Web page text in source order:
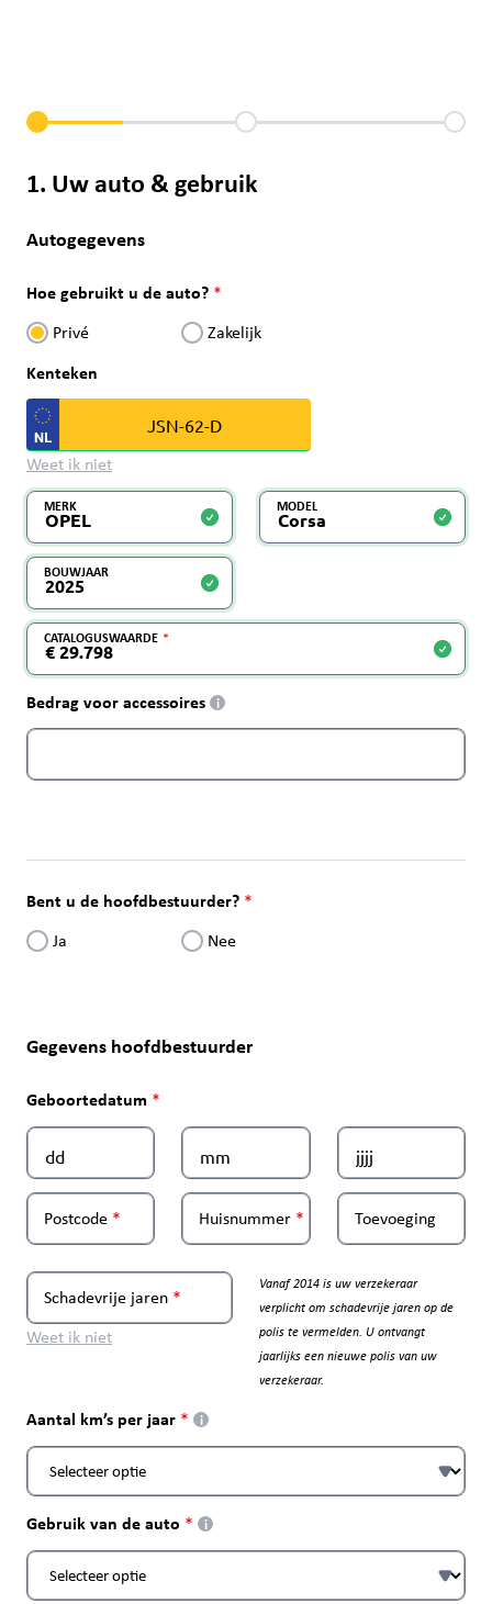
1. Uw auto & gebruik
Autogegevens
Hoe gebruikt u de auto?
Privé Zakelijk
Kenteken
Weet ik niet
MERK MODEL
BOUWJAAR
CATALOGUSWAARDE
Bedrag voor accessoires i
Bent u de hoofdbestuurder?
Ja Nee
Gegevens hoofdbestuurder
Geboortedatum
Postcode Huisnummer Toevoeging
Schadevrije jaren
Weet ik niet
Vanaf 2014 is uw verzekeraar
verplicht om schadevrije jaren op de
polis te vermelden. U ontvangt
jaarlijks een nieuwe polis van uw
verzekeraar.
Aantal km’s per jaar i
Gebruik van de auto i